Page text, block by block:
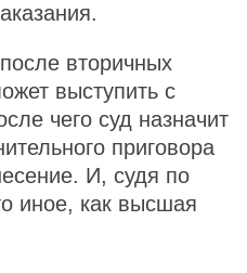
вторичных
выступить с
чего суд назначит
приговора
И, судя по
иное, как высшая